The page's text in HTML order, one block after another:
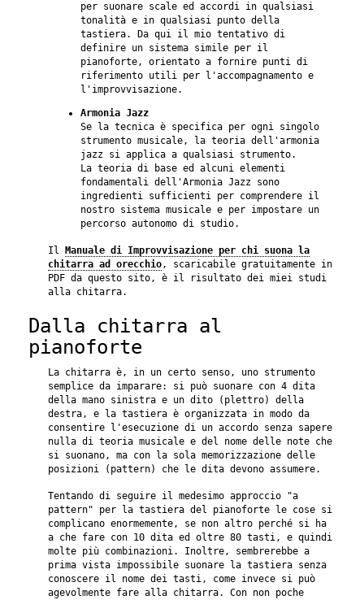
per suonare scale ed accordi in qualsiasi
tonalità e in qualsiasi punto della
tastiera. Da qui il mio tentativo di
definire un sistema simile per il
pianoforte, orientato a fornire punti di
riferimento utili per l'accompagnamento e
l'improvvisazione.
Armonia Jazz
Se la tecnica è specifica per ogni singolo
strumento musicale, la teoria dell'armonia
jazz si applica a qualsiasi strumento.
La teoria di base ed alcuni elementi
fondamentali dell'Armonia Jazz sono
ingredienti sufficienti per comprendere il
nostro sistema musicale e per impostare un
percorso autonomo di studio.
Il
Manuale di Improvvisazione per chi suona la
chitarra ad orecchio, scaricabile gratuitamente in
PDF da questo sito, è il risultato dei miei studi
alla chitarra.
Dalla chitarra al
pianoforte
La chitarra è, in un certo senso, uno strumento
semplice da imparare: si può suonare con 4 dita
della mano sinistra e un dito (plettro) della
destra, e la tastiera è organizzata in modo da
consentire l'esecuzione di un accordo senza sapere
nulla di teoria musicale e del nome delle note che
si suonano, ma con la sola memorizzazione delle
posizioni (pattern) che le dita devono assumere.
Tentando di seguire il medesimo approccio "a
pattern" per la tastiera del pianoforte le cose si
complicano enormemente, se non altro perché si ha
a che fare con 10 dita ed oltre 80 tasti, e quindi
molte più combinazioni. Inoltre, sembrerebbe a
prima vista impossibile suonare la tastiera senza
conoscere il nome dei tasti, come invece si può
agevolmente fare alla chitarra. Con non poche